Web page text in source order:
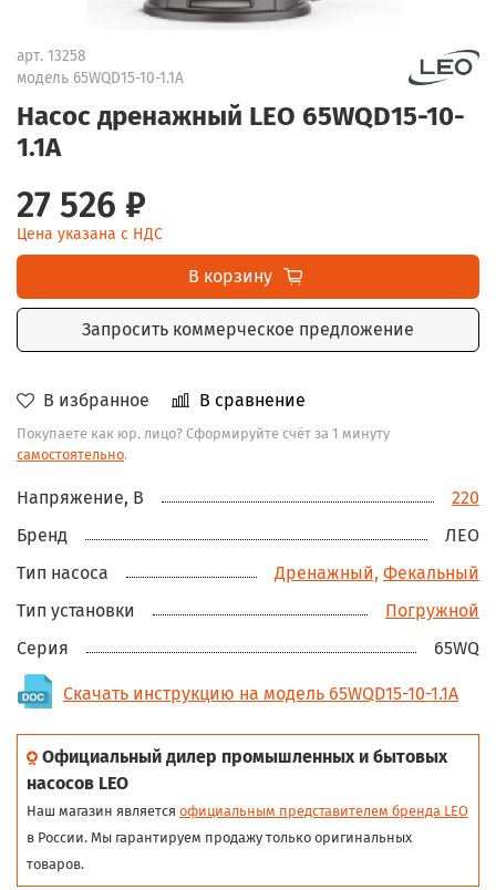
арт. 13258
модель 65WQD15-10-1.1A
Насос дренажный LEO 65WQD15-10-
1.1A
В избранное В сравнение
Покупаете как юр. лицо? Сформируйте счёт за 1 минуту
самостоятельно.
27 526 ₽
Цена указана с НДС
В корзину
Запросить коммерческое предложение
Напряжение, В
220
Бренд
ЛЕО
Тип насоса
Дренажный, Фекальный
Тип установки
Погружной
Серия
65WQ
Скачать инструкцию на модель 65WQD15-10-1.1A
Официальный дилер промышленных и бытовых
насосов LEO
Наш магазин является официальным представителем бренда LEO
в России. Мы гарантируем продажу только оригинальных
товаров.